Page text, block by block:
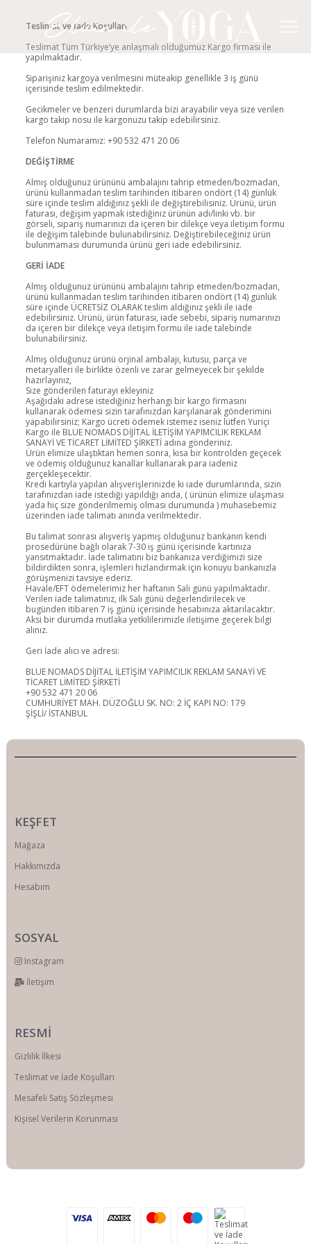
Teslimat ve İade Koşulları
Teslimat Tüm Türkiye’ye anlaşmalı olduğumuz Kargo firması ile
yapılmaktadır.
Siparişiniz kargoya verilmesini müteakip genellikle 3 iş günü
içerisinde teslim edilmektedir.
Gecikmeler ve benzeri durumlarda bizi arayabilir veya size verilen
kargo takip nosu ile kargonuzu takip edebilirsiniz.
Telefon Numaramız: +90 532 471 20 06
DEĞİŞTİRME
Almış olduğunuz ürününü ambalajını tahrip etmeden/bozmadan,
ürünü kullanmadan teslim tarihinden itibaren ondört (14) günlük
süre içinde teslim aldığınız şekli ile değiştirebilisiniz. Ürünü, ürün
faturası, değişim yapmak istediğiniz ürünün adı/linki vb. bir
görseli, sipariş numarınızı da içeren bir dilekçe veya iletişim formu
ile değişim talebinde bulunabilirsiniz. Değiştirebileceğiniz ürün
bulunmaması durumunda ürünü geri iade edebilirsiniz.
GERİ İADE
Almış olduğunuz ürününü ambalajını tahrip etmeden/bozmadan,
ürünü kullanmadan teslim tarihinden itibaren ondört (14) günlük
süre içinde ÜCRETSİZ OLARAK teslim aldığınız şekli ile iade
edebilirsiniz. Ürünü, ürün faturası, iade sebebi, sipariş numarınızı
da içeren bir dilekçe veya iletişim formu ile iade talebinde
bulunabilirsiniz.
Almış olduğunuz ürünü orjinal ambalajı, kutusu, parça ve
metaryalleri ile birlikte özenli ve zarar gelmeyecek bir şekilde
hazırlayınız,
Size gönderilen faturayı ekleyiniz
Aşağıdaki adrese istediğiniz herhangi bir kargo firmasını
kullanarak ödemesi sizin tarafınızdan karşılanarak gönderimini
yapabilirsiniz; Kargo ücreti ödemek istemez iseniz lütfen Yuriçi
Kargo ile BLUE NOMADS DİJİTAL İLETİŞİM YAPIMCILIK REKLAM
SANAYİ VE TİCARET LİMİTED ŞİRKETİ adına gönderiniz.
Ürün elimize ulaştıktan hemen sonra, kısa bir kontrolden geçecek
ve ödemiş olduğunuz kanallar kullanarak para iadeniz
gerçekleşecektir.
Kredi kartıyla yapılan alışverişlerinizde ki iade durumlarında, sizin
tarafınızdan iade istediği yapıldığı anda, ( ürünün elimize ulaşması
yada hiç size gönderilmemiş olması durumunda ) muhasebemiz
üzerinden iade talimatı anında verilmektedir.
Bu talimat sonrası alışveriş yapmış olduğunuz bankanın kendi
prosedürüne bağlı olarak 7-30 iş günü içerisinde kartınıza
yansıtmaktadır. İade talimatını biz bankanıza verdiğimizi size
bildirdikten sonra, işlemleri hızlandırmak için konuyu bankanızla
görüşmenizi tavsiye ederiz.
Havale/EFT ödemelerimiz her haftanın Salı günü yapılmaktadır.
Verilen iade talimatınız, ilk Salı günü değerlendirilecek ve
bugünden itibaren 7 iş günü içerisinde hesabınıza aktarılacaktır.
Aksi bir durumda mutlaka yetkililerimizle iletişime geçerek bilgi
alınız.
Geri İade alıcı ve adresi:
BLUE NOMADS DİJİTAL İLETİŞİM YAPIMCILIK REKLAM SANAYİ VE
TİCARET LİMİTED ŞİRKETİ
+90 532 471 20 06
CUMHURİYET MAH. DÜZOĞLU SK. NO: 2 İÇ KAPI NO: 179
ŞİŞLİ/ İSTANBUL
KEŞFET
Mağaza
Hakkımızda
Hesabım
SOSYAL
Instagram
İletişim
RESMİ
Gizlilik İlkesi
Teslimat ve İade Koşulları
Mesafeli Satış Sözleşmesi
Kişisel Verilerin Korunması